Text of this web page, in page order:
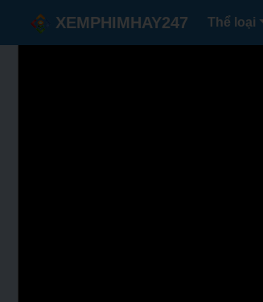
XEMPHIMHAY247 Thể loại